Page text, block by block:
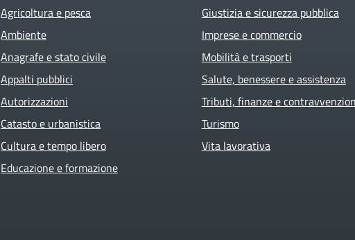
Agricoltura e pesca
Ambiente
Anagrafe e stato civile
Appalti pubblici
Autorizzazioni
Catasto e urbanistica
Cultura e tempo libero
Educazione e formazione
Giustizia e sicurezza pubblica
Imprese e commercio
Mobilità e trasporti
Salute, benessere e assistenza
Tributi, finanze e
Turismo
Vita lavorativa